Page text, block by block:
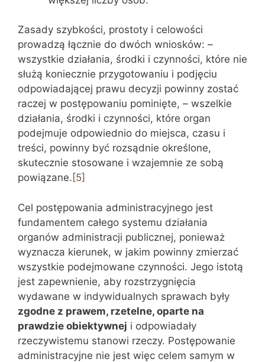
Zasady szybkości, prostoty i celowości
prowadzą łącznie do dwóch wniosków: –
wszystkie działania, środki i czynności, które nie
służą koniecznie przygotowaniu i podjęciu
odpowiadającej prawu decyzji powinny zostać
raczej w postępowaniu pominięte, – wszelkie
działania, środki i czynności, które organ
podejmuje odpowiednio do miejsca, czasu i
treści, powinny być rozsądnie określone,
skutecznie stosowane i wzajemnie ze sobą
powiązane. [5]
Cel postępowania administracyjnego jest
fundamentem całego systemu działania
organów administracji publicznej, ponieważ
wyznacza kierunek, w jakim powinny zmierzać
wszystkie podejmowane czynności. Jego istotą
jest zapewnienie, aby rozstrzygnięcia
wydawane w indywidualnych sprawach były
zgodne z prawem, rzetelne, oparte na
prawdzie obiektywnej i odpowiadały
rzeczywistemu stanowi rzeczy. Postępowanie
administracyjne nie jest więc celem samym w